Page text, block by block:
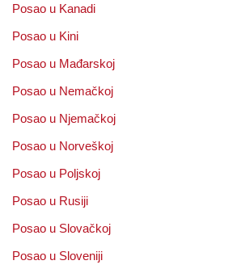
Posao u Kanadi
Posao u Kini
Posao u Mađarskoj
Posao u Nemačkoj
Posao u Njemačkoj
Posao u Norveškoj
Posao u Poljskoj
Posao u Rusiji
Posao u Slovačkoj
Posao u Sloveniji